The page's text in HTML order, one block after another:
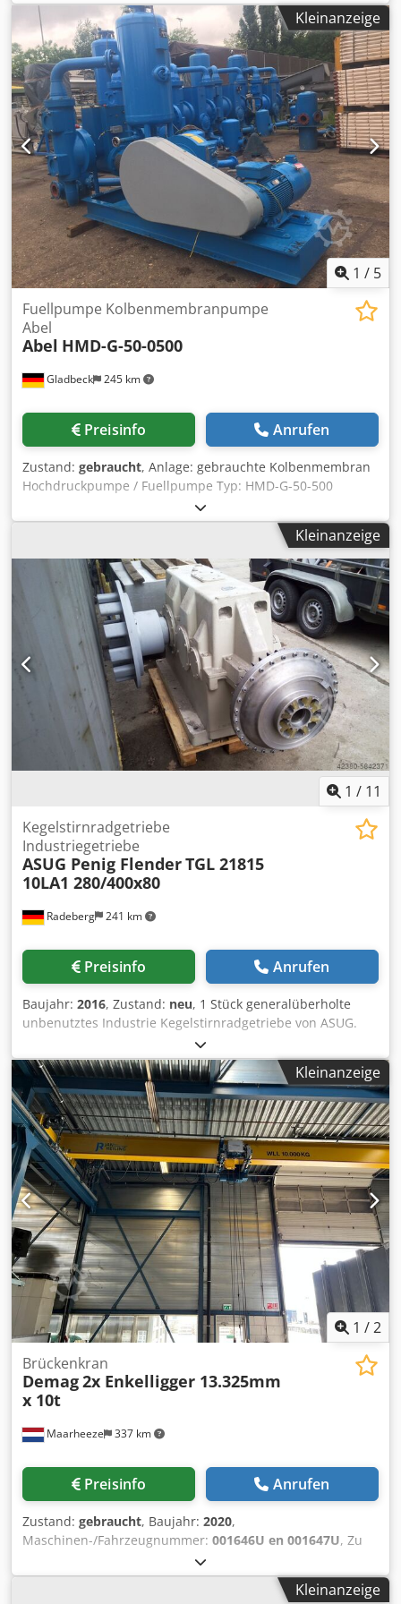
einen Atlas-Copco DTAS 1100 E – 110 kVA Generator in
gutem Zustand an Baujahr: 2016 Betriebsstunden: 160
Stunden Kraftstoff: Diesel Tankinhalt: 1000 Liter
Angetrieben von einem MTU Motor. Dksdpfx Asyy Dkajp Isr
Weitere Details auf Anfrage verfügbar, Generator ist sofort
verfügbar.
Kleinanzeige
1 / 5
Gladbeck 245 km
Fuellpumpe Kolbenmembranpumpe
Abel
Abel HMD-G-50-0500
Preisinfo Anrufen
Zustand: gebraucht, Anlage: gebrauchte Kolbenmembran
Hochdruckpumpe / Fuellpumpe Typ: HMD-G-50-500
Foerdermenge: 40,0 m3/h Dodpfxsdkdi To Ap Iskr Druck:
1,6 MPa
Kleinanzeige
1 / 11
Radeberg 241 km
Kegelstirnradgetriebe
Industriegetriebe
ASUG Penig FlenderTGL 21815
10LA1 280/400x80
Preisinfo Anrufen
Baujahr: 2016, Zustand: neu, 1 Stück generalüberholte
unbenutztes Industrie Kegelstirnradgetriebe von ASUG.
TGL 21815 Djdpfegwlrdsx Ap Ijkr Alle Teile vom Getriebe
sind erneuert, bis auf das Gehäuse !!! Klauenkupplung:
800 mm (nur eine Hälfte verfügbar) Maximales
Drehmoment: 27.829 Nm Übersetzung: i= 1:80 max.
Leistung: 51 kW Ölfüllung: 170 kg Drehzahl: n1= 1400
Drehzahl: n2= 17,5 Gewicht: 1450 Kg Wellendurchmesser
d1: 65mm Wellendurchmesser d2: 160 mm Wellenhöhe h1:
500 mm Gesamthöhe h2: 925mm Länge von Fuß: 1170 mm
!! Getriebe besitzt keinen Ölkühler !!
Kleinanzeige
1 /2
Maarheeze 337 km
Brückenkran
Demag2x Enkelligger 13.325mm
x 10t
Preisinfo Anrufen
Zustand: gebraucht, Baujahr: 2020,
Maschinen-/Fahrzeugnummer: 001646U en 001647U, Zu
verkaufen 2x gebrauchte Demag Einträger-Laufkrane
13.325mm x 10.000 kg. Diese beiden Krane waren
gemeinsam in der Halle installiert und verfügen über
Kleinanzeige